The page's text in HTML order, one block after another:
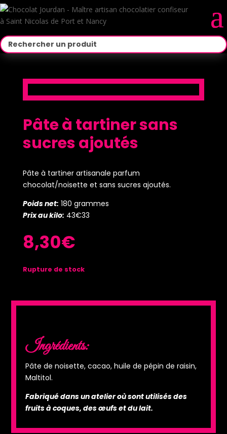
Pâte à tartiner sans
sucres ajoutés
Pâte à tartiner artisanale parfum
chocolat/noisette et sans sucres ajoutés.
Poids net: 180 grammes
Prix au kilo: 43€33
8,30€
Rupture de stock
Ingrédients:
Pâte de noisette, cacao, huile de pépin de raisin,
Maltitol.
Fabriqué dans un atelier où sont utilisés des
fruits à coques, des œufs et du lait.